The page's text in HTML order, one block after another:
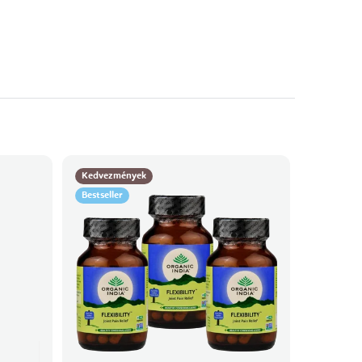
Kedvezmények
Bestseller